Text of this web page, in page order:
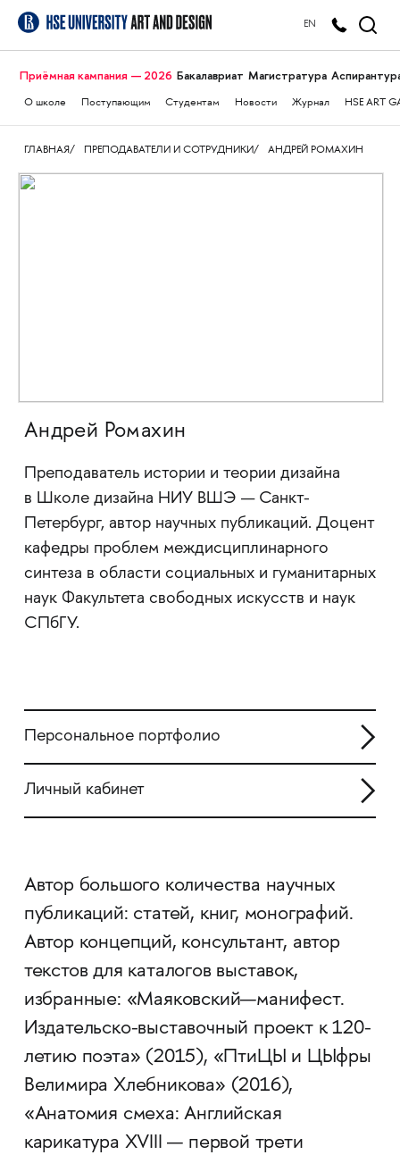
EN
Приёмная кампания — 2026 Бакалавриат Магистратура
О школе Поступающим Студентам Новости Журнал HSE ART
ГЛАВНАЯ ПРЕПОДАВАТЕЛИ И СОТРУДНИКИ АНДРЕЙ РОМАХИН
Андрей Ромахин
Преподаватель истории и теории дизайна
в Школе дизайна НИУ ВШЭ — Санкт-
Петербург, автор научных публикаций. Доцент
кафедры проблем междисциплинарного
синтеза в области социальных и гуманитарных
наук Факультета свободных искусств и наук
СПбГУ.
Персональное портфолио
Личный кабинет
Автор большого количества научных
публикаций: статей, книг, монографий.
Автор концепций, консультант, автор
текстов для каталогов выставок,
избранные: «Маяковский—манифест.
Издательско-выставочный проект к 120-
летию поэта» (2015), «ПтиЦЫ и ЦЫфры
Велимира Хлебникова» (2016),
«Анатомия смеха: Английская
карикатура XVIII — первой трети